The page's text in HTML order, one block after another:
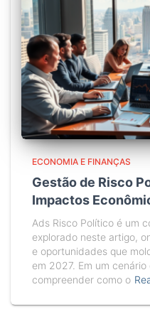
ECONOMIA E FINANÇAS
Gestão de Risco
Impactos
Ads Risco Político é um
explorado neste artigo,
e oportunidades que
em 2027. Em um
compreender como o